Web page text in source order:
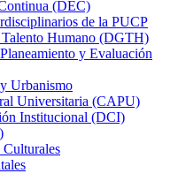
(DEC)
de la PUCP
Humano (DGTH)
y Evaluación
Urbanismo
Universitaria (CAPU)
Institucional (DCI)